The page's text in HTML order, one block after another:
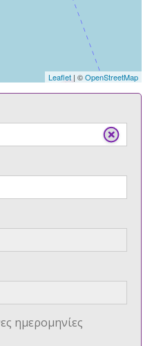
Leaflet | ©OpenStreetMap
ημερομηνίες